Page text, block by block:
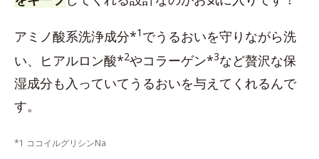
アミノ酸系洗浄成分*1 でうるおいを守りながら洗
い、ヒアルロン酸*2やコラーゲン*3など贅沢な保
湿成分も入っていてうるおいを与えてくれるんで
す。
*1 ココイルグリシンNa